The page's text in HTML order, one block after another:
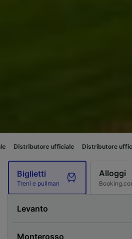
ufficiale Distributore ufficiale
Biglietti
Treni e pullman
Alloggi